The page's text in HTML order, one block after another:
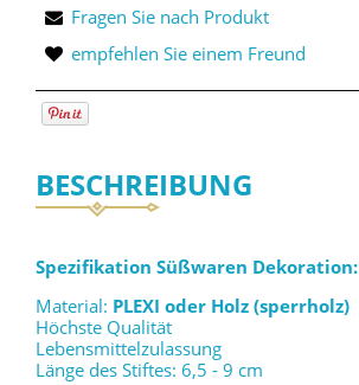
Fragen Sie nach Produkt
empfehlen Sie einem Freund
BESCHREIBUNG
Spezifikation Süßwaren Dekoration:
Material: PLEXI oder Holz (sperrholz)
Höchste Qualität
Lebensmittelzulassung
Länge des Stiftes: 6,5 - 9 cm